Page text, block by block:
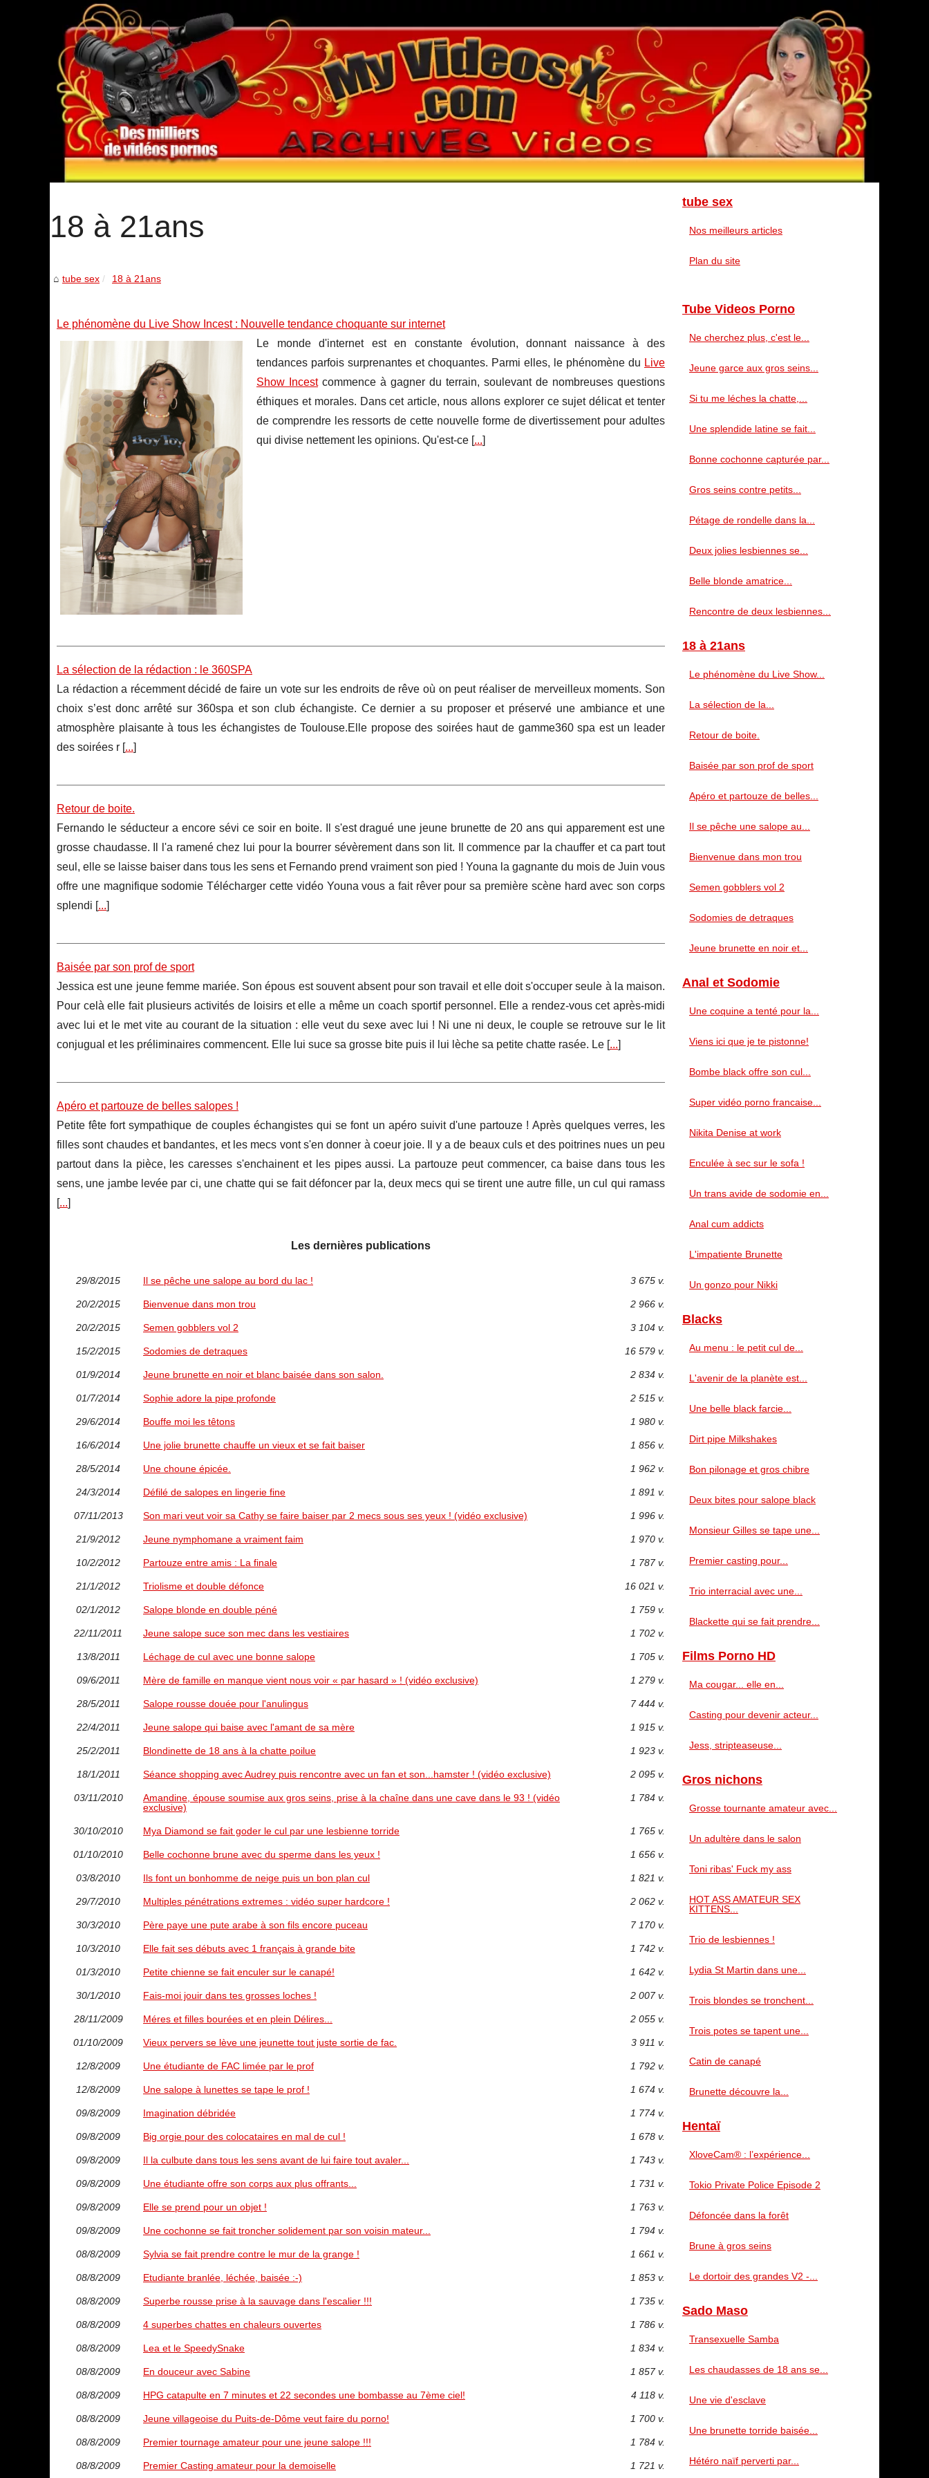
18 à 21ans
tube sex 18 à 21ans
Le phénomène du Live Show Incest : Nouvelle tendance choquante sur internet
Le monde d'internet est en constante évolution, donnant naissance à des
tendances parfois surprenantes et choquantes. Parmi elles, le phénomène du Live
Show Incestcommence à gagner du terrain, soulevant de nombreuses questions
éthiques et morales. Dans cet article, nous allons explorer ce sujet délicat et tenter
de comprendre les ressorts de cette nouvelle forme de divertissement pour adultes
qui divise nettement les opinions. Qu'est-ce [...]
La sélection de la rédaction : le 360SPA
La rédaction a récemment décidé de faire un vote sur les endroits de rêve où on peut réaliser de merveilleux moments. Son
choix s’est donc arrêté sur 360spa et son club échangiste. Ce dernier a su proposer et préservé une ambiance et une
atmosphère plaisante à tous les échangistes de Toulouse.Elle propose des soirées haut de gamme360 spa est un leader
des soirées r [...]
Retour de boite.
Fernando le séducteur a encore sévi ce soir en boite. Il s'est dragué une jeune brunette de 20 ans qui apparement est une
grosse chaudasse. Il l'a ramené chez lui pour la bourrer sévèrement dans son lit. Il commence par la chauffer et ca part tout
seul, elle se laisse baiser dans tous les sens et Fernando prend vraiment son pied ! Youna la gagnante du mois de Juin vous
offre une magnifique sodomie Télécharger cette vidéo Youna vous a fait rêver pour sa première scène hard avec son corps
splendi [...]
Baisée par son prof de sport
Jessica est une jeune femme mariée. Son épous est souvent absent pour son travail et elle doit s'occuper seule à la maison.
Pour celà elle fait plusieurs activités de loisirs et elle a même un coach sportif personnel. Elle a rendez-vous cet après-midi
avec lui et le met vite au courant de la situation : elle veut du sexe avec lui ! Ni une ni deux, le couple se retrouve sur le lit
conjugual et les préliminaires commencent. Elle lui suce sa grosse bite puis il lui lèche sa petite chatte rasée. Le [...]
Apéro et partouze de belles salopes !
Petite fête fort sympathique de couples échangistes qui se font un apéro suivit d'une partouze ! Après quelques verres, les
filles sont chaudes et bandantes, et les mecs vont s'en donner à coeur joie. Il y a de beaux culs et des poitrines nues un peu
partout dans la pièce, les caresses s'enchainent et les pipes aussi. La partouze peut commencer, ca baise dans tous les
sens, une jambe levée par ci, une chatte qui se fait défoncer par la, deux mecs qui se tirent une autre fille, un cul qui ramass
[...]
Les dernières publications
29/8/2015 Il se pêche une salope au bord du lac ! 3 675 v.
20/2/2015 Bienvenue dans mon trou 2 966 v.
20/2/2015 Semen gobblers vol 2 3 104 v.
15/2/2015 Sodomies de detraques 16 579 v.
01/9/2014 Jeune brunette en noir et blanc baisée dans son salon. 2 834 v.
01/7/2014 Sophie adore la pipe profonde 2 515 v.
29/6/2014 Bouffe moi les têtons 1 980 v.
16/6/2014 Une jolie brunette chauffe un vieux et se fait baiser 1 856 v.
28/5/2014 Une choune épicée. 1 962 v.
24/3/2014 Défilé de salopes en lingerie fine 1 891 v.
07/11/2013 Son mari veut voir sa Cathy se faire baiser par 2 mecs sous ses yeux ! (vidéo exclusive) 1 996 v.
21/9/2012 Jeune nymphomane a vraiment faim 1 970 v.
10/2/2012 Partouze entre amis : La finale 1 787 v.
21/1/2012 Triolisme et double défonce 16 021 v.
02/1/2012 Salope blonde en double péné 1 759 v.
22/11/2011 Jeune salope suce son mec dans les vestiaires 1 702 v.
13/8/2011 Léchage de cul avec une bonne salope 1 705 v.
09/6/2011 Mère de famille en manque vient nous voir « par hasard » ! (vidéo exclusive) 1 279 v.
28/5/2011 Salope rousse douée pour l'anulingus 7 444 v.
22/4/2011 Jeune salope qui baise avec l'amant de sa mère 1 915 v.
25/2/2011 Blondinette de 18 ans à la chatte poilue 1 923 v.
18/1/2011 Séance shopping avec Audrey puis rencontre avec un fan et son...hamster ! (vidéo exclusive) 2 095 v.
03/11/2010
Amandine, épouse soumise aux gros seins, prise à la chaîne dans une cave dans le 93 ! (vidéo
exclusive)
1 784 v.
30/10/2010 Mya Diamond se fait goder le cul par une lesbienne torride 1 765 v.
01/10/2010 Belle cochonne brune avec du sperme dans les yeux ! 1 656 v.
03/8/2010 Ils font un bonhomme de neige puis un bon plan cul 1 821 v.
29/7/2010 Multiples pénétrations extremes : vidéo super hardcore ! 2 062 v.
30/3/2010 Père paye une pute arabe à son fils encore puceau 7 170 v.
10/3/2010 Elle fait ses débuts avec 1 français à grande bite 1 742 v.
01/3/2010 Petite chienne se fait enculer sur le canapé! 1 642 v.
30/1/2010 Fais-moi jouir dans tes grosses loches ! 2 007 v.
28/11/2009 Méres et filles bourées et en plein Délires... 2 055 v.
01/10/2009 Vieux pervers se lève une jeunette tout juste sortie de fac. 3 911 v.
12/8/2009 Une étudiante de FAC limée par le prof 1 792 v.
12/8/2009 Une salope à lunettes se tape le prof ! 1 674 v.
09/8/2009 Imagination débridée 1 774 v.
09/8/2009 Big orgie pour des colocataires en mal de cul ! 1 678 v.
09/8/2009 Il la culbute dans tous les sens avant de lui faire tout avaler... 1 743 v.
09/8/2009 Une étudiante offre son corps aux plus offrants... 1 731 v.
09/8/2009 Elle se prend pour un objet ! 1 763 v.
09/8/2009 Une cochonne se fait troncher solidement par son voisin mateur... 1 794 v.
08/8/2009 Sylvia se fait prendre contre le mur de la grange ! 1 661 v.
08/8/2009 Etudiante branlée, léchée, baisée :-) 1 853 v.
08/8/2009 Superbe rousse prise à la sauvage dans l'escalier !!! 1 735 v.
08/8/2009 4 superbes chattes en chaleurs ouvertes 1 786 v.
08/8/2009 Lea et le SpeedySnake 1 834 v.
08/8/2009 En douceur avec Sabine 1 857 v.
08/8/2009 HPG catapulte en 7 minutes et 22 secondes une bombasse au 7ème ciel! 4 118 v.
08/8/2009 Jeune villageoise du Puits-de-Dôme veut faire du porno! 1 700 v.
08/8/2009 Premier tournage amateur pour une jeune salope !!! 1 784 v.
08/8/2009 Premier Casting amateur pour la demoiselle 1 721 v.
tube sex
Nos meilleurs articles
Plan du site
Tube Videos Porno
Ne cherchez plus, c'est le...
Jeune garce aux gros seins...
Si tu me léches la chatte,...
Une splendide latine se fait...
Bonne cochonne capturée par...
Gros seins contre petits...
Pétage de rondelle dans la...
Deux jolies lesbiennes se...
Belle blonde amatrice...
Rencontre de deux lesbiennes...
18 à 21ans
Le phénomène du Live Show...
La sélection de la...
Retour de boite.
Baisée par son prof de sport
Apéro et partouze de belles...
Il se pêche une salope au...
Bienvenue dans mon trou
Semen gobblers vol 2
Sodomies de detraques
Jeune brunette en noir et...
Anal et Sodomie
Une coquine a tenté pour la...
Viens ici que je te pistonne!
Bombe black offre son cul...
Super vidéo porno francaise...
Nikita Denise at work
Enculée à sec sur le sofa !
Un trans avide de sodomie en...
Anal cum addicts
L'impatiente Brunette
Un gonzo pour Nikki
Blacks
Au menu : le petit cul de...
L'avenir de la planète est...
Une belle black farcie...
Dirt pipe Milkshakes
Bon pilonage et gros chibre
Deux bites pour salope black
Monsieur Gilles se tape une...
Premier casting pour...
Trio interracial avec une...
Blackette qui se fait prendre...
Films Porno HD
Ma cougar... elle en...
Casting pour devenir acteur...
Jess, stripteaseuse...
Gros nichons
Grosse tournante amateur avec...
Un adultère dans le salon
Toni ribas' Fuck my ass
HOT ASS AMATEUR SEX
KITTENS...
Trio de lesbiennes !
Lydia St Martin dans une...
Trois blondes se tronchent...
Trois potes se tapent une...
Catin de canapé
Brunette découvre la...
Hentaï
XloveCam® : l’expérience...
Tokio Private Police Episode 2
Défoncée dans la forêt
Brune à gros seins
Le dortoir des grandes V2 -...
Sado Maso
Transexuelle Samba
Les chaudasses de 18 ans se...
Une vie d'esclave
Une brunette torride baisée...
Hétéro naïf perverti par...